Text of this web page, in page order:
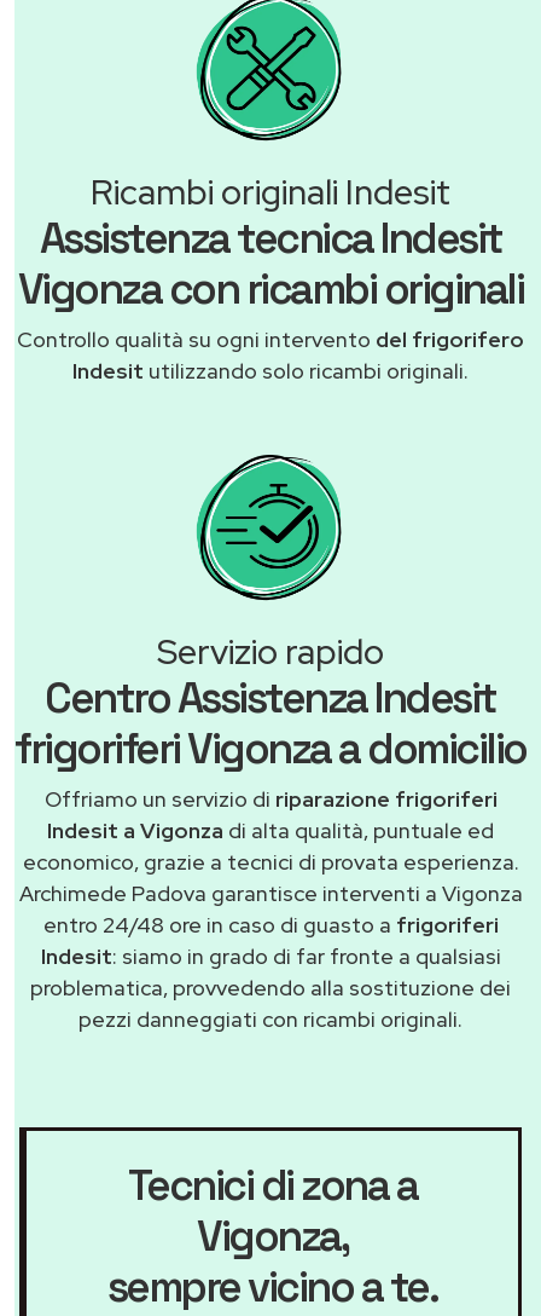
Ricambi originali Indesit
Assistenza tecnica Indesit
Vigonza con ricambi originali
Controllo qualità su ogni intervento del frigorifero
Indesit utilizzando solo ricambi originali.
Servizio rapido
Centro Assistenza Indesit
frigoriferi Vigonza a domicilio
Offriamo un servizio di riparazione frigoriferi
Indesit a Vigonza di alta qualità, puntuale ed
economico, grazie a tecnici di provata esperienza.
Archimede Padova garantisce interventi a Vigonza
entro 24/48 ore in caso di guasto a frigoriferi
Indesit: siamo in grado di far fronte a qualsiasi
problematica, provvedendo alla sostituzione dei
pezzi danneggiati con ricambi originali.
Tecnici di zona a
Vigonza,
sempre vicino a te.